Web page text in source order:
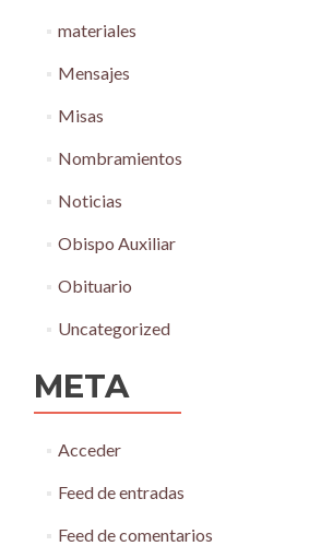
materiales
Mensajes
Misas
Nombramientos
Noticias
Obispo Auxiliar
Obituario
Uncategorized
META
Acceder
Feed de entradas
Feed de comentarios